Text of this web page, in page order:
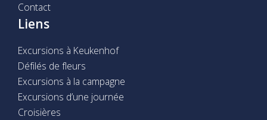
Contact
Liens
Excursions à Keukenhof
Défilés de fleurs
Excursions à la campagne
Excursions d’une journée
Croisières